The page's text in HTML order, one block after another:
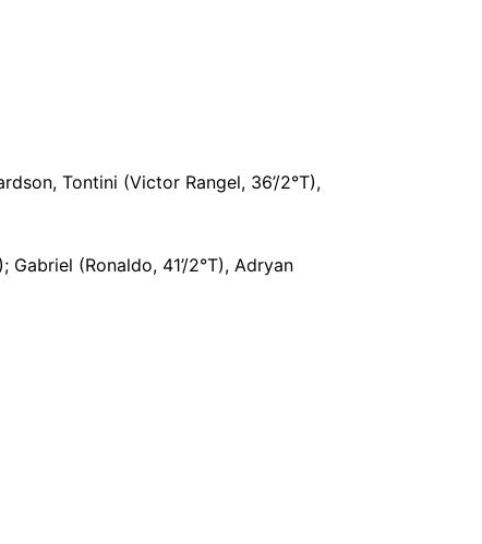
Tontini (Victor Rangel, 36’/2°T),
(Ronaldo, 41’/2°T), Adryan